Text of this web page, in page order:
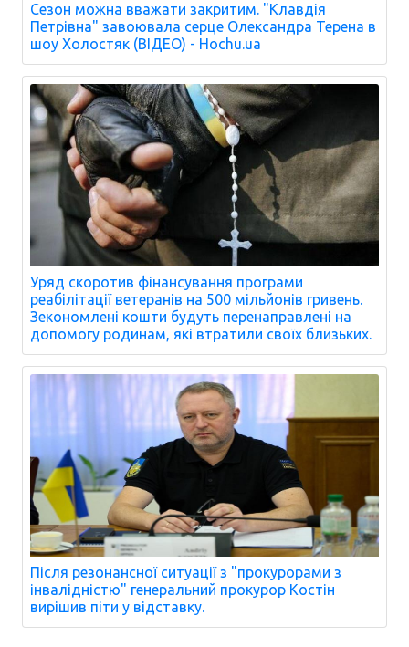
Сезон можна вважати закритим. "Клавдія
Петрівна" завоювала серце Олександра Терена в
шоу Холостяк (ВІДЕО) - Hochu.ua
Уряд скоротив фінансування програми
реабілітації ветеранів на 500 мільйонів гривень.
Зекономлені кошти будуть перенаправлені на
допомогу родинам, які втратили своїх близьких.
Після резонансної ситуації з "прокурорами з
інвалідністю" генеральний прокурор Костін
вирішив піти у відставку.